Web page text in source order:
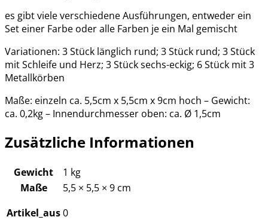
es gibt viele verschiedene Ausführungen, entweder ein
Set einer Farbe oder alle Farben je ein Mal gemischt
Variationen: 3 Stück länglich rund; 3 Stück rund; 3 Stück
mit Schleife und Herz; 3 Stück sechs-eckig; 6 Stück mit 3
Metallkörben
Maße: einzeln ca. 5,5cm x 5,5cm x 9cm hoch – Gewicht:
ca. 0,2kg – Innendurchmesser oben: ca. Ø 1,5cm
Zusätzliche Informationen
Gewicht
1 kg
Maße
5,5 × 5,5 × 9 cm
Artikel_aus0